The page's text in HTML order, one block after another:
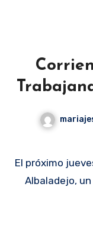
El próximo jueves, visitará nuestro centro Lorenzo
Albaladejo,